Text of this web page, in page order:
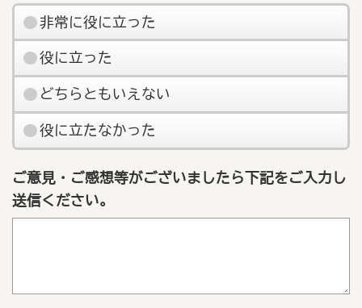
非常に役に立った
役に立った
どちらともいえない
役に立たなかった
ご意見・ご感想等がございましたら下記をご入力し
送信ください。